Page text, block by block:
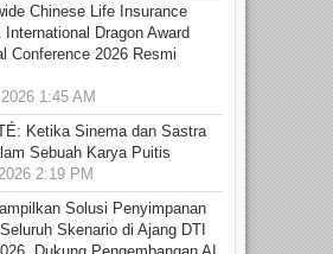
Chinese Life Insurance
Dragon Award
Conference 2026 Resmi
1:45 AM
Ketika Sinema dan Sastra
Sebuah Karya Puitis
2:19 PM
Solusi Penyimpanan
Skenario di Ajang DTI